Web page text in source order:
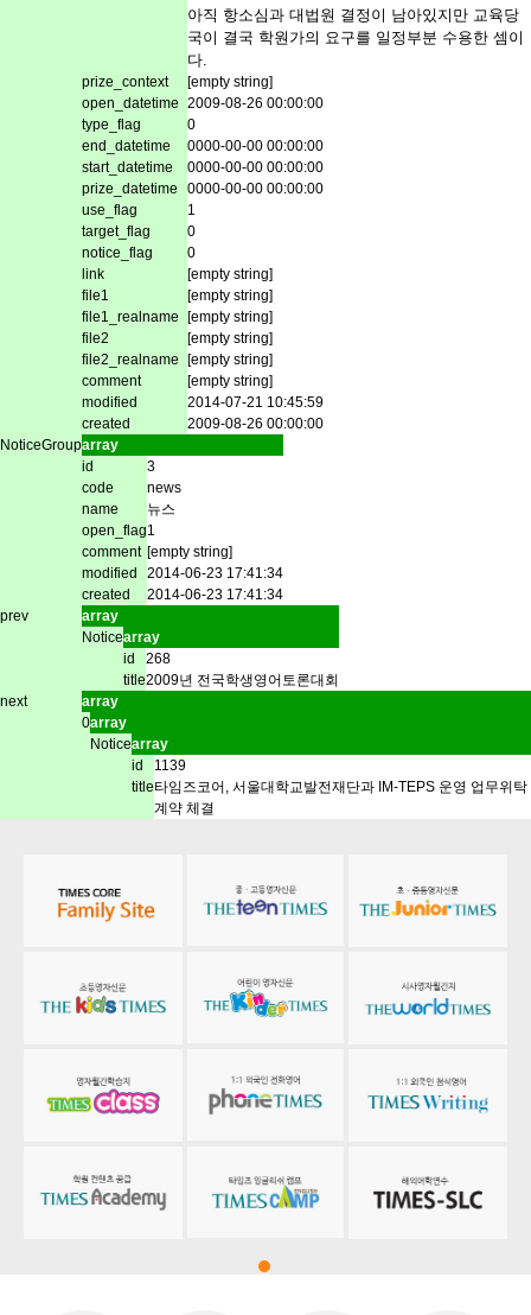
아직 항소심과 대법원 결정이 남아있지만 교육당
국이 결국 학원가의 요구를 일정부분 수용한 셈이
다.
prize_context
[empty string]
open_datetime 2009-08-26 00:00:00
type_flag
0
end_datetime
0000-00-00 00:00:00
start_datetime
0000-00-00 00:00:00
prize_datetime
0000-00-00 00:00:00
use_flag
1
target_flag
0
notice_flag
0
link
[empty string]
file1
[empty string]
file1_realname [empty string]
file2
[empty string]
file2_realname [empty string]
comment
[empty string]
modified
2014-07-21 10:45:59
created
2009-08-26 00:00:00
NoticeGrouparray
id
3
code
news
name
뉴스
open_flag1
comment [empty string]
modified
2014-06-23 17:41:34
created
2014-06-23 17:41:34
prev
array
Noticearray
id
268
title2009년 전국학생영어토론대회
next
array
0array
Noticearray
id
1139
title타임즈코어, 서울대학교발전재단과 IM-TEPS 운영 업무위탁
계약 체결